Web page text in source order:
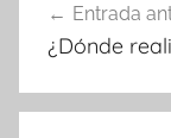
de
Entrada
¿Dónde